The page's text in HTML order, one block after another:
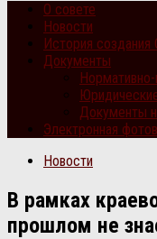
О совете
Новости
История создания
Документы
Документы
Электронная
Новости
В рамках
прошлом не